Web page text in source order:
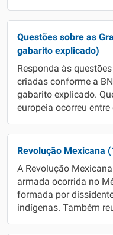
Questões sobre as
gabarito explicado)
Responda às
criadas conforme a
gabarito explicado.
europeia ocorreu entre
Revolução Mexicana
A Revolução
armada ocorrida no
formada por
indígenas. Também